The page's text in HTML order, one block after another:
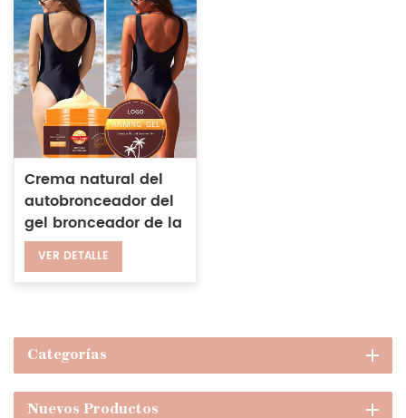
Crema natural del
autobronceador del
gel bronceador de la
tumbona del
bronceador
VER DETALLE
Categorías
Nuevos Productos